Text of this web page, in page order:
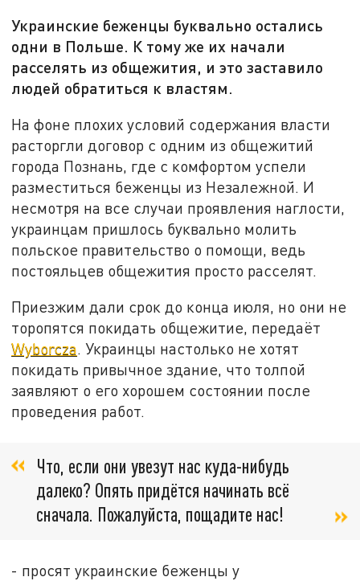
Украинские беженцы буквально остались
одни в Польше. К тому же их начали
расселять из общежития, и это заставило
людей обратиться к властям.
На фоне плохих условий содержания власти
расторгли договор с одним из общежитий
города Познань, где с комфортом успели
разместиться беженцы из Незалежной. И
несмотря на все случаи проявления наглости,
украинцам пришлось буквально молить
польское правительство о помощи, ведь
постояльцев общежития просто расселят.
Приезжим дали срок до конца июля, но они не
торопятся покидать общежитие, передаёт
Wyborcza. Украинцы настолько не хотят
покидать привычное здание, что толпой
заявляют о его хорошем состоянии после
проведения работ.
Что, если они увезут нас куда-нибудь
далеко? Опять придётся начинать всё
сначала. Пожалуйста, пощадите нас!
- просят украинские беженцы у